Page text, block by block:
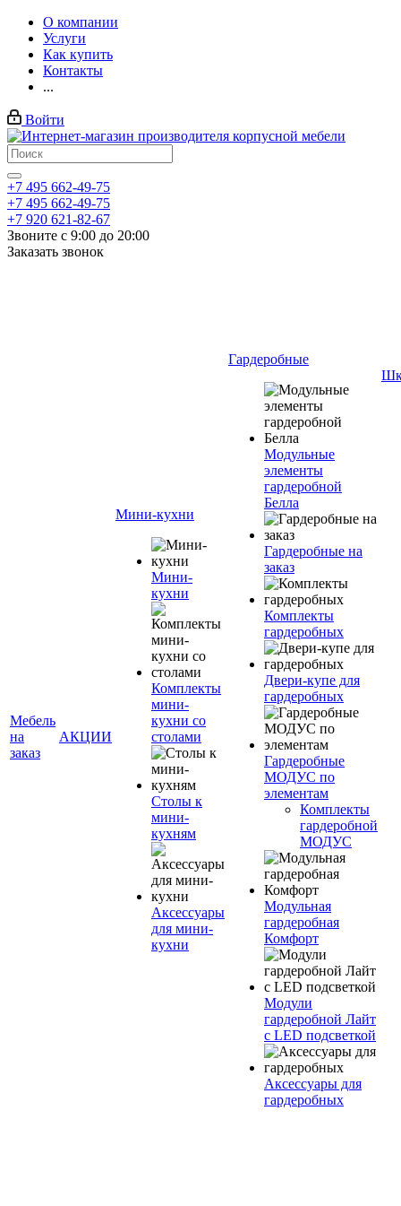
О компании
Услуги
Как купить
Контакты
...
Войти
+7 495 662-49-75
+7 495 662-49-75
+7 920 621-82-67
Звоните с 9:00 до 20:00
Заказать звонок
Мебель
на
заказ
АКЦИИ
Мини-кухни
Мини-
кухни
Комплекты
мини-
кухни со
столами
Столы к
мини-
кухням
Аксессуары
для мини-
кухни
Гардеробные
Модульные
элементы
гардеробной
Белла
Гардеробные на
заказ
Комплекты
гардеробных
Двери-купе для
гардеробных
Гардеробные
МОДУС по
элементам
Комплекты
гардеробной
МОДУС
Модульная
гардеробная
Комфорт
Модули
гардеробной Лайт
с LED подсветкой
Аксессуары для
гардеробных